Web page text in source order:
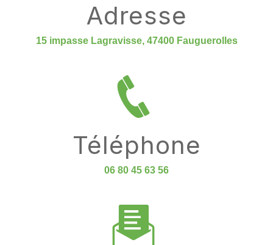
Adresse
15 impasse Lagravisse, 47400 Fauguerolles
Téléphone
06 80 45 63 56